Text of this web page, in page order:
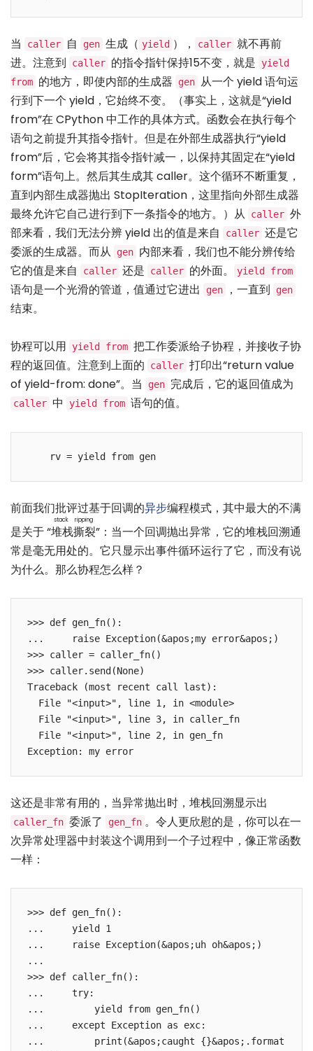
当 caller 自 gen 生成（ yield ）， caller 就不再前
进。注意到
caller 的指令指针保持15不变，就是
yield
from 的地方，即使内部的生成器 gen 从一个 yield 语句运
行到下一个 yield，它始终不变。（事实上，这就是“yield
from”在 CPython 中工作的具体方式。函数会在执行每个
语句之前提升其指令指针。但是在外部生成器执行“yield
from”后，它会将其指令指针减一，以保持其固定在“yield
form”语句上。然后其生成其 caller。这个循环不断重复，
直到内部生成器抛出 StopIteration，这里指向外部生成器
最终允许它自己进行到下一条指令的地方。）从 caller 外
部来看，我们无法分辨 yield 出的值是来自
caller 还是它
委派的生成器。而从 gen 内部来看，我们也不能分辨传给
它的值是来自
caller 还是 caller 的外面。 yield from
语句是一个光滑的管道，值通过它进出 gen ，一直到 gen
结束。
协程可以用 yield from 把工作委派给子协程，并接收子协
程的返回值。注意到上面的
caller 打印出“return value
of yield-from: done”。当
gen 完成后，它的返回值成为
caller 中 yield from 语句的值。
前面我们批评过基于回调的异步编程模式，其中最大的不满
是关于 “堆栈撕裂
stack ripping
”：当一个回调抛出异常，它的堆栈回溯通
常是毫无用处的。它只显示出事件循环运行了它，而没有说
为什么。那么协程怎么样？
>>> def gen_fn():
...     raise Exception(&apos;my error&apos;)
>>> caller = caller_fn()
>>> caller.send(None)
Traceback (most recent call last):
  File "<input>", line 1, in <module>
  File "<input>", line 3, in caller_fn
  File "<input>", line 2, in gen_fn
这还是非常有用的，当异常抛出时，堆栈回溯显示出
caller_fn 委派了 gen_fn 。令人更欣慰的是，你可以在一
次异常处理器中封装这个调用到一个子过程中，像正常函数
一样：
>>> def gen_fn():
...     yield 1
...     raise Exception(&apos;uh oh&apos;)
...
>>> def caller_fn():
...     try:
...         yield from gen_fn()
...     except Exception as exc:
...         print(&apos;caught {}&apos;.format